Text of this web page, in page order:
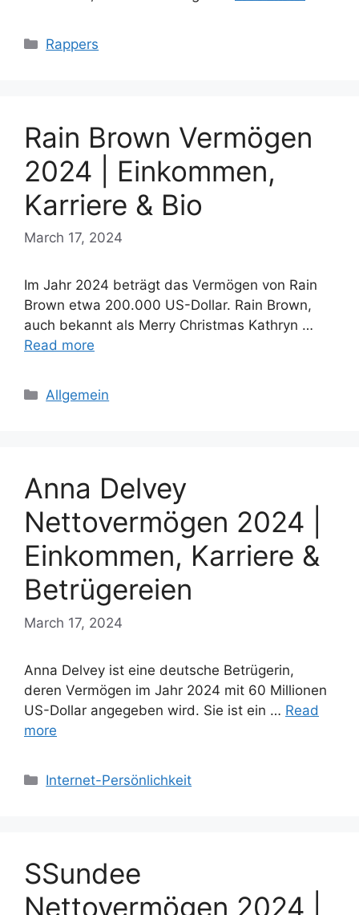
Categories
Rappers
Rain Brown Vermögen
2024 | Einkommen,
Karriere & Bio
March 17, 2024
Im Jahr 2024 beträgt das Vermögen von Rain
Brown etwa 200.000 US-Dollar. Rain Brown,
auch bekannt als Merry Christmas Kathryn …
Read more
Categories
Allgemein
Anna Delvey
Nettovermögen 2024 |
Einkommen, Karriere &
Betrügereien
March 17, 2024
Anna Delvey ist eine deutsche Betrügerin,
deren Vermögen im Jahr 2024 mit 60 Millionen
US-Dollar angegeben wird. Sie ist ein … Read
more
Categories
Internet-Persönlichkeit
SSundee
Nettovermögen 2024 |